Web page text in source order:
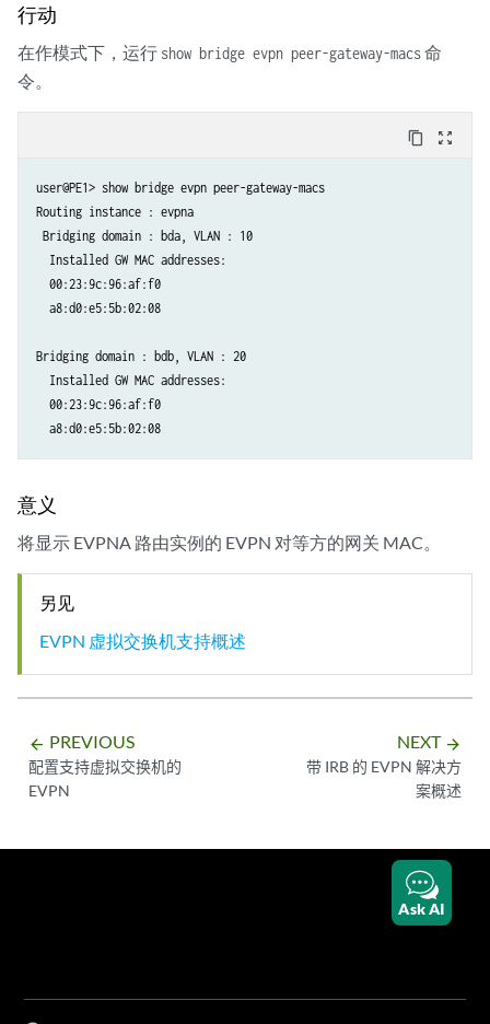
行动
在作模式下，运行 show bridge evpn peer-gateway-macs命
令。
content_copy zoom_out_map
user@PE1> show bridge evpn peer-gateway-macs
Routing instance : evpna
Bridging domain : bda, VLAN : 10
  Installed GW MAC addresses:
  00:23:9c:96:af:f0
  a8:d0:e5:5b:02:08
Bridging domain : bdb, VLAN : 20
  Installed GW MAC addresses:
  00:23:9c:96:af:f0
  a8:d0:e5:5b:02:08
意义
将显示 EVPNA 路由实例的 EVPN 对等方的网关 MAC。
另见
EVPN 虚拟交换机支持概述
arrow_backward PREVIOUS
配置支持虚拟交换机的
EVPN
NEXT arrow_forward
带 IRB 的 EVPN 解决方
案概述
Ask AI